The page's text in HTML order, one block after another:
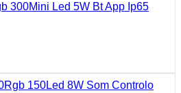
300Mini Led 5W Bt App Ip65